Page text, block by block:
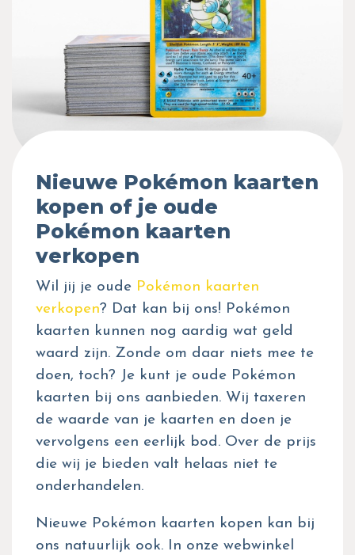
Nieuwe Pokémon kaarten
kopen of je oude
Pokémon kaarten
verkopen
Wil jij je oude Pokémon kaarten
verkopen? Dat kan bij ons! Pokémon
kaarten kunnen nog aardig wat geld
waard zijn. Zonde om daar niets mee te
doen, toch? Je kunt je oude Pokémon
kaarten bij ons aanbieden. Wij taxeren
de waarde van je kaarten en doen je
vervolgens een eerlijk bod. Over de prijs
die wij je bieden valt helaas niet te
onderhandelen.
Nieuwe Pokémon kaarten kopen kan bij
ons natuurlijk ook. In onze webwinkel